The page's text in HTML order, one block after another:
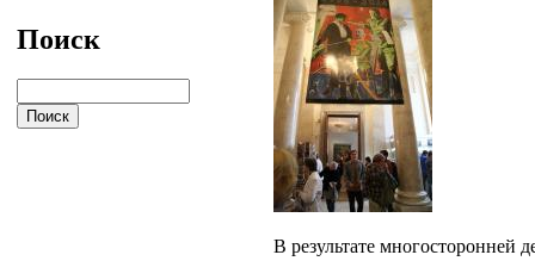
Поиск
В результате многосторонней